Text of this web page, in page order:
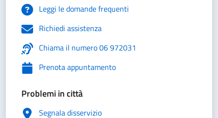
Leggi le domande frequenti
Richiedi assistenza
Chiama il numero 06 972031
Prenota appuntamento
Problemi in città
Segnala disservizio